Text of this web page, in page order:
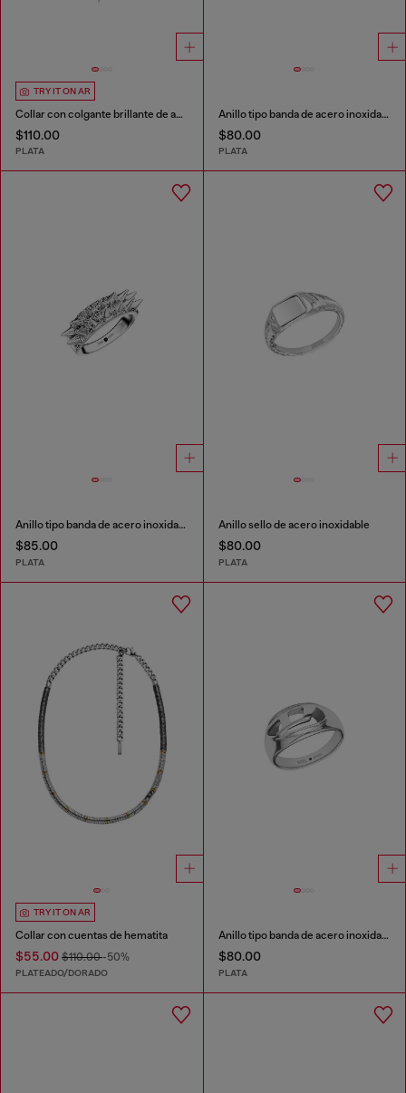
TRY IT ON AR
Collar con colgante brillante de acero inoxidable
$110.00
PLATA
Anillo tipo banda de acero inoxidable
$80.00
PLATA
Anillo tipo banda de acero inoxidable
$85.00
PLATA
Anillo sello de acero inoxidable
$80.00
PLATA
TRY IT ON AR
Collar con cuentas de hematita
$55.00 $110.00-50%
PLATEADO/DORADO
Anillo tipo banda de acero inoxidable
$80.00
PLATA